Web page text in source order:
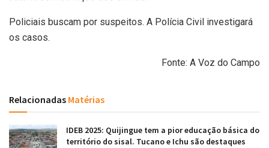
Policiais buscam por suspeitos. A Polícia Civil investigará
os casos.
Fonte: A Voz do Campo
Relacionadas Matérias
IDEB 2025: Quijingue tem a pior educação básica do
território do sisal. Tucano e Ichu são destaques